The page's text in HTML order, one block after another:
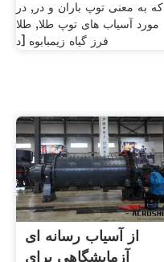
که به معنی توپ باران و در, در
مورد آسیاب های توپ طلا, طلا
فرز گیاه زیمبابوه [د
از آسیاب رسانه ای
آزمایشگاهی برای